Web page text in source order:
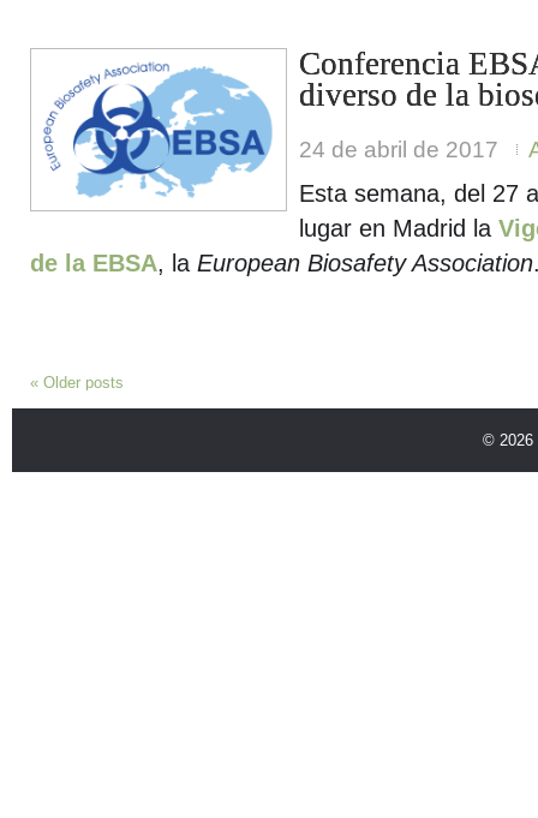
Conferencia
diverso de la
24 de abril de 2017
Esta semana, del 27
lugar en Madrid la
de la EBSA, la European Biosafety Association
« Older posts
© 2026